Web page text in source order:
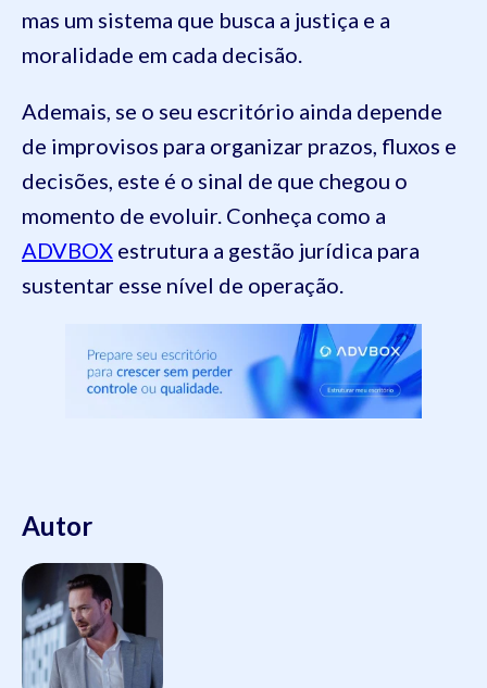
mas um sistema que busca a justiça e a
moralidade em cada decisão.
Ademais, se o seu escritório ainda depende
de improvisos para organizar prazos, fluxos e
decisões, este é o sinal de que chegou o
momento de evoluir. Conheça como a
ADVBOX estrutura a gestão jurídica para
sustentar esse nível de operação.
Autor